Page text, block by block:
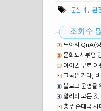
군삼녀 된
조회수
도아의 QnA(
문화도시부평
아이폰 무료 어
크롬은 가라,
블로그 운영을
알리의 모든 것
충주 순대국 사